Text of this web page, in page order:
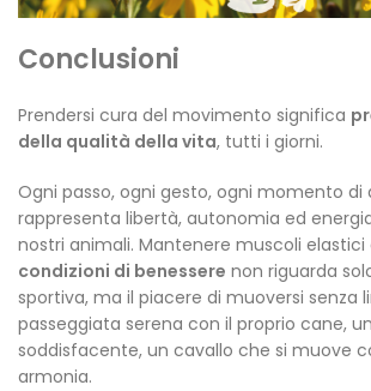
Conclusioni
Prendersi cura del movimento significa
della qualità della vita, tutti i giorni.
Ogni passo, ogni gesto, ogni momento di
rappresenta libertà, autonomia ed
nostri animali. Mantenere muscoli elastici
condizioni di benessere non riguarda
sportiva, ma il piacere di muoversi senza
passeggiata serena con il proprio cane,
soddisfacente, un cavallo che si muove
armonia.